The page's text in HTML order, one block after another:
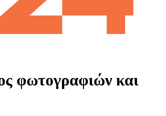
φωτογραφιών και